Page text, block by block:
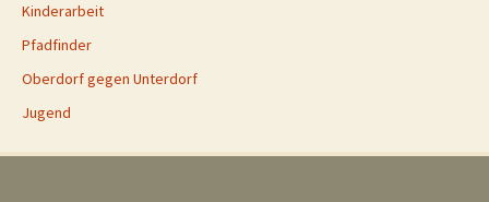
Kinderarbeit
Pfadfinder
Oberdorf gegen Unterdorf
Jugend